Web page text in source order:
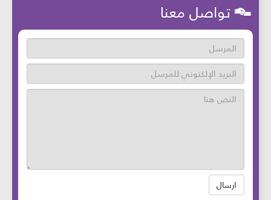
تواصل معنا
ارسال